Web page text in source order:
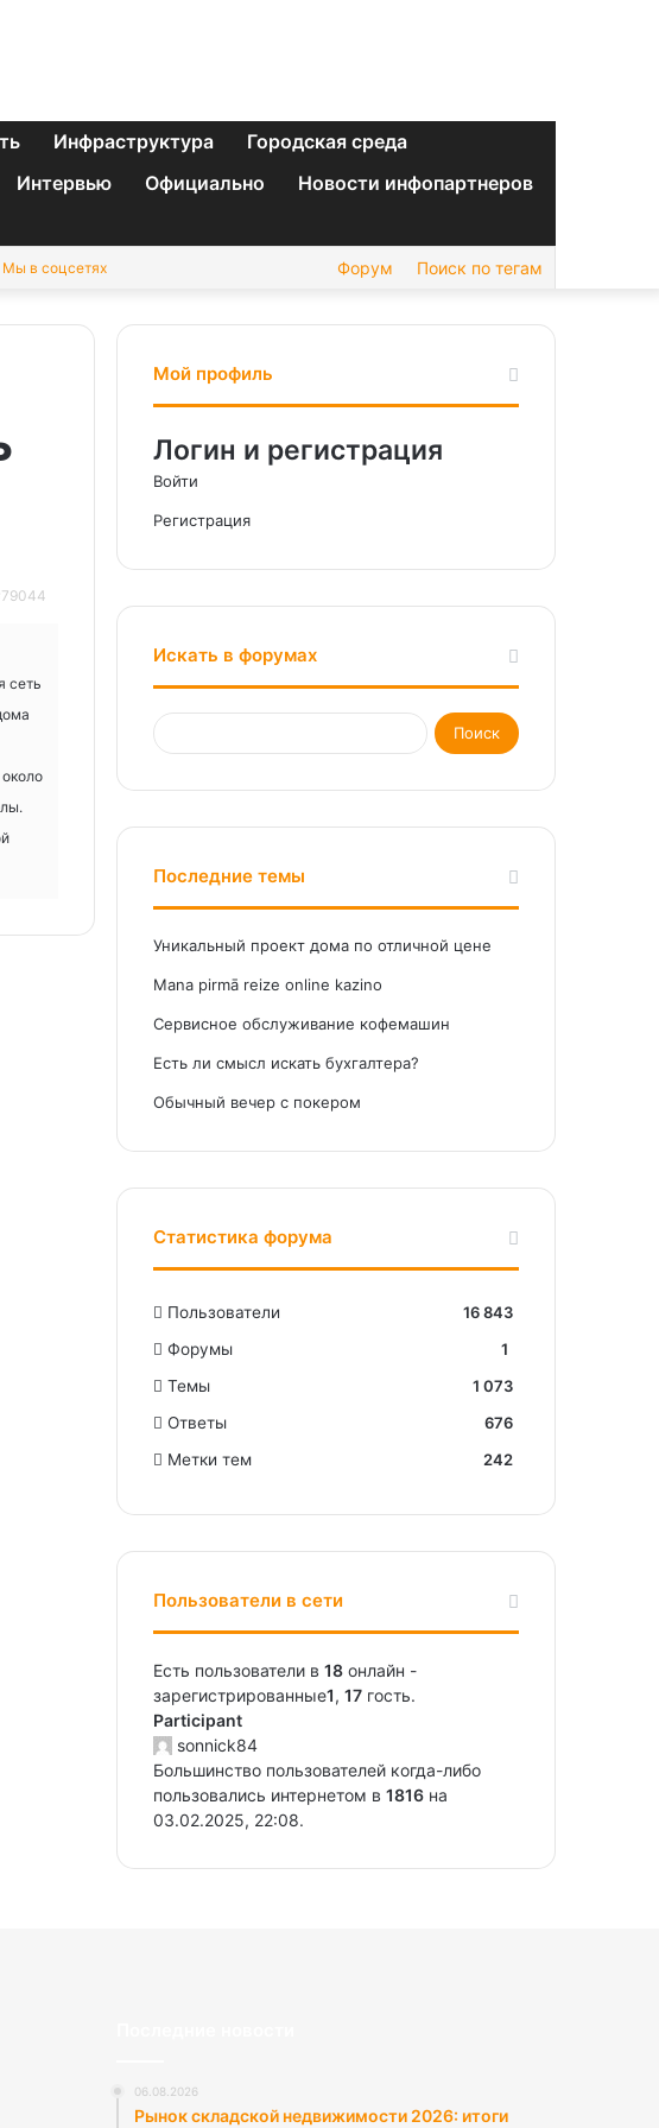
Инфраструктура
Городская среда
Интервью Официально
Новости инфопартнеров
Мы в соцсетях Форум Поиск по тегам
сеть
Мой профиль
Логин и регистрация
Войти
Регистрация
Искать в форумах
Последние темы
Уникальный проект дома по отличной цене
Mana pirmā reize online kazino
Сервисное обслуживание кофемашин
Есть ли смысл искать бухгалтера?
Обычный вечер с покером
Статистика форума
Пользователи
16 843
Форумы
1
Темы
1 073
Ответы
676
Метки тем
242
Пользователи в сети
Есть пользователи в18 онлайн -
зарегистрированные1,17 гость.
Participant
sonnick84
Большинство пользователей когда-либо
пользовались интернетом в1816 на
03.02.2025, 22:08.
06.08.2026
Рынок складской недвижимости 2026: итоги